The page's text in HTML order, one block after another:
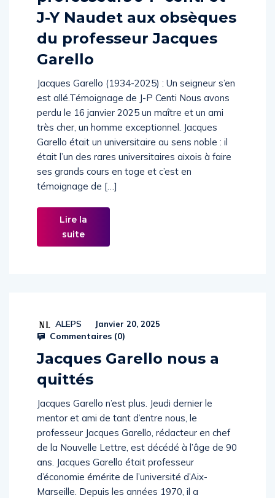
professeurs J-P centi et
J-Y Naudet aux obsèques
du professeur Jacques
Jacques Garello (1934-2025) : Un seigneur s’en
est allé.Témoignage de J-P Centi Nous avons
perdu le 16 janvier 2025 un maître et un ami
très cher, un homme exceptionnel. Jacques
Garello était un universitaire au sens noble : il
était l’un des rares universitaires aixois à faire
ses grands cours en toge et c’est en
Lire la
suite
ALEPS Janvier 20, 2025
Jacques Garello nous a
quittés
Jacques Garello n’est plus. Jeudi dernier le
mentor et ami de tant d’entre nous, le
professeur Jacques Garello, rédacteur en chef
de la Nouvelle Lettre, est décédé à l’âge de 90
ans. Jacques Garello était professeur
d’économie émérite de l’université d’Aix-